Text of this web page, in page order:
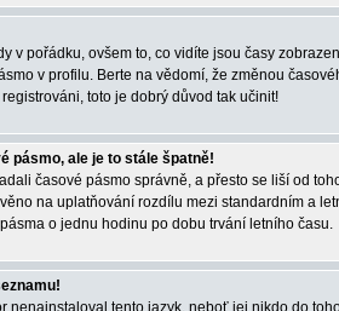
v pořádku, ovšem to, co vidíte jsou časy
v profilu. Berte na vědomí, že změnou
toto je dobrý důvod tak učinit!
pásmo, ale je to stále špatně!
časové pásmo správně, a přesto se liší od
na uplatňování rozdílu mezi standardním a
o jednu hodinu po dobu trvání letního času.
nenainstaloval tento jazyk, neboť jej nikdo do